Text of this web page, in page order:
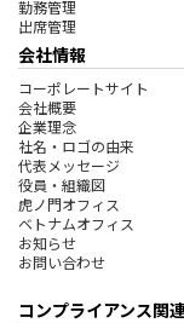
勤務管理
出席管理
会社情報
コーポレートサイト
会社概要
企業理念
社名・ロゴの由来
代表メッセージ
役員・組織図
虎ノ門オフィス
ベトナムオフィス
お知らせ
お問い合わせ
コンプライアンス関